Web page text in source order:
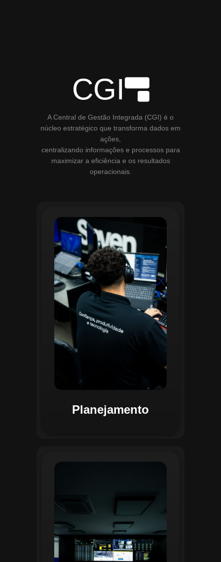
CGI
A Central de Gestão Integrada (CGI) é o
núcleo estratégico que transforma dados em
ações,
centralizando informações e processos para
maximizar a eficiência e os resultados
operacionais.
Planejamento
O planejamento dentro do CGI é
realizado por uma equipe
especializada que utiliza
ferramentas avançadas para
estruturar ordens de serviço, fluxos
de trabalho e parametrizações
operacionais. Essa etapa envolve a
análise detalhada de criticidade por
atividade, permitindo alocar
recursos de forma eficiente e
garantir que todas as ações estejam
alinhadas aos objetivos
estratégicos.
planejadas. Utilizando um videowall
central e sistemas de convergência
informações operacionais,
identificando gargalos, não
conformidades e oportunidades de
melhoria.